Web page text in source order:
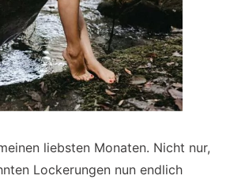
liebsten Monaten. Nicht nur,
Lockerungen nun endlich